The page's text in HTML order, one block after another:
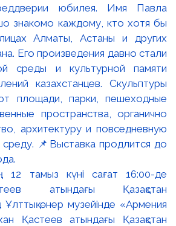
юбилея. Имя Павла
знакомо каждому, кто хотя бы
Алматы, Астаны и других
Его произведения давно стали
среды и культурной памяти
казахстанцев. Скульптуры
площади, парки, пешеходные
пространства, органично
архитектуру и повседневную
среду. 📌Выставка продлится до